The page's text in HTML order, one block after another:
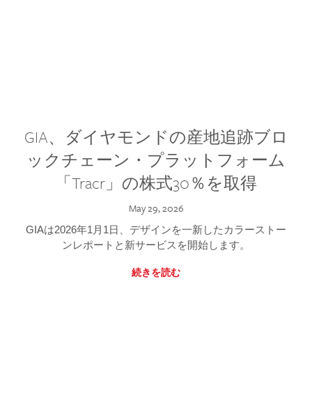
GIA、ダイヤモンドの産地追跡ブロ
ックチェーン・プラットフォーム
「Tracr」の株式30％を取得
May 29, 2026
GIAは2026年1月1日、デザインを一新したカラーストー
ンレポートと新サービスを開始します。
続きを読む